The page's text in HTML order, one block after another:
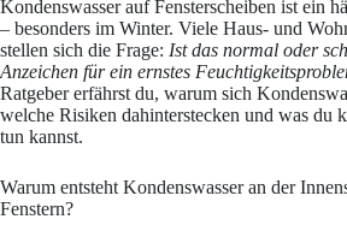
Kondenswasser auf Fensterscheiben ist ein
– besonders im Winter. Viele Haus- und
stellen sich die Frage: Ist das normal oder
Anzeichen für ein ernstes
Ratgeber erfährst du, warum sich
welche Risiken dahinterstecken und was du
tun kannst.
Warum entsteht Kondenswasser an der
Fenstern?